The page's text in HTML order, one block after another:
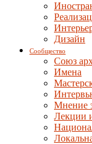
Дизайн
Сообщество
Союз
Имена
Мнение
Лекции